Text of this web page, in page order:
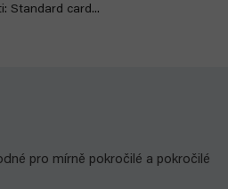
Standard card...
pro mírně pokročilé a pokročilé